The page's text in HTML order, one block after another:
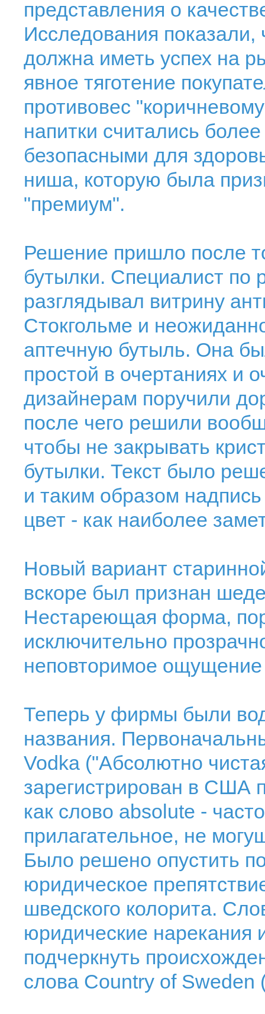
представления о
Исследования показали,
должна иметь успех на
явное тяготение
противовес
напитки считались
безопасными для
ниша, которую была
"премиум".
Решение пришло после
бутылки. Специалист по
разглядывал витрину
Стокгольме и
аптечную бутыль. Она
простой в очертаниях и
дизайнерам поручили
после чего решили
чтобы не закрывать
бутылки. Текст было
и таким образом
цвет - как наиболее
Новый вариант
вскоре был признан
Нестареющая форма,
исключительно
неповторимое ощущение
Теперь у фирмы были
названия.
Vodka ("Абсолютно
зарегистрирован в США
как слово absolute -
прилагательное, не
Было решено опустить
юридическое
шведского колорита.
юридические нарекания
подчеркнуть
слова Country of Sweden